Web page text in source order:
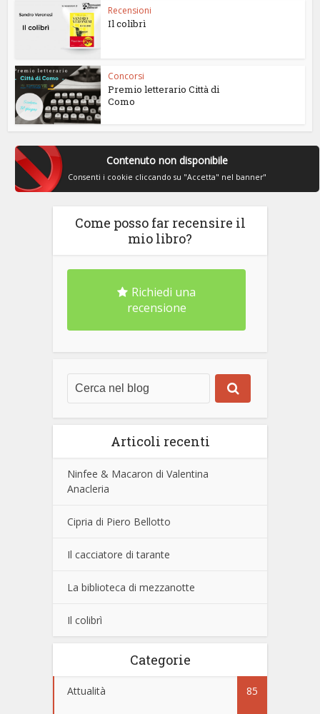
Recensioni
Il colibrì
Concorsi
Premio letterario Città di
Como
Contenuto non disponibile
Consenti i cookie cliccando su "Accetta" nel banner"
Come posso far recensire il
mio libro?
Richiedi una
recensione
Articoli recenti
Ninfee & Macaron di Valentina
Anacleria
Cipria di Piero Bellotto
Il cacciatore di tarante
La biblioteca di mezzanotte
Il colibrì
Categorie
Attualità 85